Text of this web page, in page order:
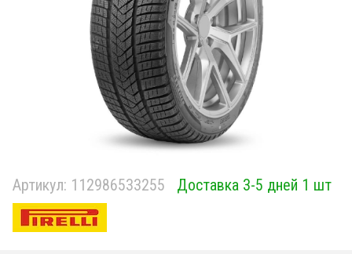
Артикул: 112986533255 Доставка 3-5 дней 1 шт